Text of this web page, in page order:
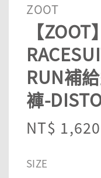
ZOOT
【ZOOT
RUN補
褲-
Sale
NT$ 1,620
SIZE